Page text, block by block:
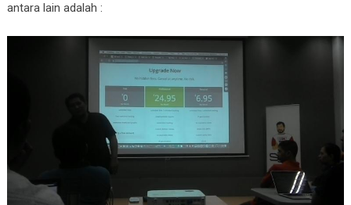
antara lain adalah :